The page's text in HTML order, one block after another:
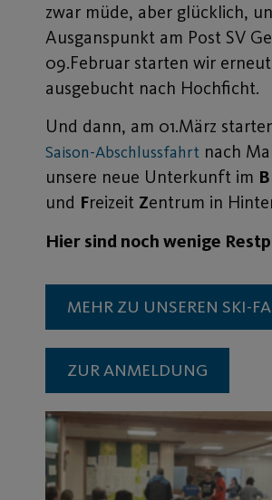
zwar müde, aber glücklich,
Ausganspunkt am Post SV
09.Februar starten wir
ausgebucht nach Hochficht.
Und dann, am 01.März
Saison-Abschlussfahrt nach
unsere neue Unterkunft im B
und Freizeit Zentrum in
Hier sind noch wenige
MEHR ZU UNSEREN SKI-
ZUR ANMELDUNG